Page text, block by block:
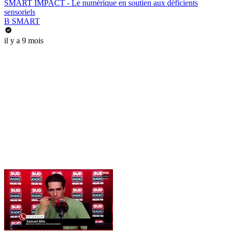
SMART IMPACT - Le numérique en soutien aux déficients
sensoriels
B SMART
il y a 9 mois